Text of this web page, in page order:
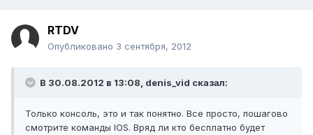
RTDV
Опубликовано 3 сентября, 2012
В 30.08.2012 в 13:08, denis_vid сказал:
Только консоль, это и так понятно. Все просто, пошагово
смотрите команды IOS. Вряд ли кто бесплатно будет